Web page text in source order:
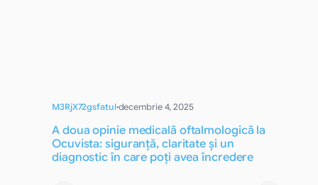
M3RjX72gsfatul·decembrie 4, 2025
A doua opinie medicală oftalmologică la
Ocuvista: siguranță, claritate și un
diagnostic în care poți avea încredere